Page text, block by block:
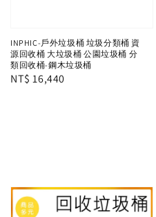
INPHIC-戶外垃圾桶 垃圾分類桶 資
源回收桶 大垃圾桶 公園垃圾桶 分
類回收桶-鋼木垃圾桶
Regular
NT$ 16,440